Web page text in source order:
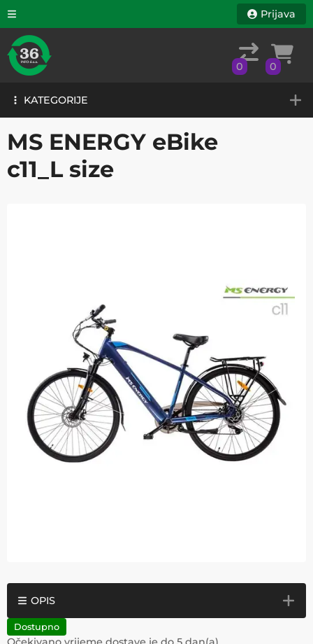
KATEGORIJE
Prijava
0 0
KATEGORIJE
MS ENERGY eBike
c11_L size
OPIS
Dostupno